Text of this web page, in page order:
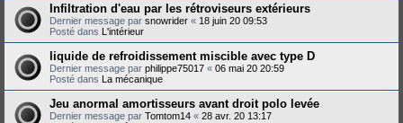
Infiltration d'eau par les rétroviseurs extérieurs
Dernier message par snowrider « 18 juin 20 09:53
Posté dans L'intérieur
liquide de refroidissement miscible avec type D
Dernier message par philippe75017 « 06 mai 20 20:59
Posté dans La mécanique
Jeu anormal amortisseurs avant droit polo levée
Dernier message par Tomtom14 « 28 avr. 20 13:17